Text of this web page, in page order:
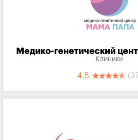
Медико-генетический
Клиники
4.5